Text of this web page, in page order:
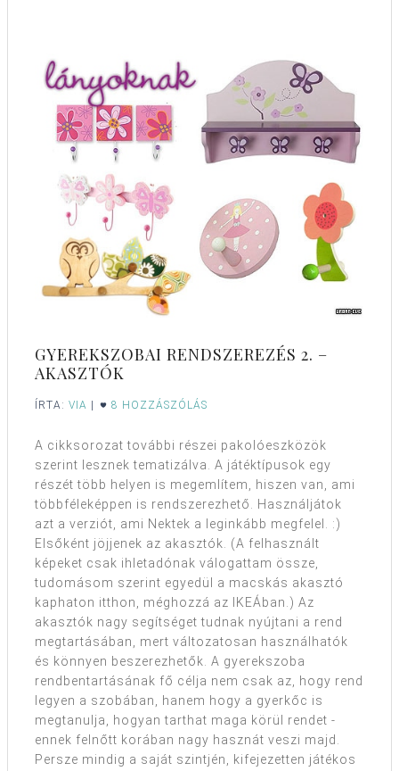
GYEREKSZOBAI RENDSZEREZÉS 2. –
AKASZTÓK
ÍRTA: VIA 8 HOZZÁSZÓLÁS
A cikksorozat további részei pakolóeszközök
szerint lesznek tematizálva. A játéktípusok egy
részét több helyen is megemlítem, hiszen van, ami
többféleképpen is rendszerezhető. Használjátok
azt a verziót, ami Nektek a leginkább megfelel. :)
Elsőként jöjjenek az akasztók. (A felhasznált
képeket csak ihletadónak válogattam össze,
tudomásom szerint egyedül a macskás akasztó
kaphaton itthon, méghozzá az IKEÁban.) Az
akasztók nagy segítséget tudnak nyújtani a rend
megtartásában, mert változatosan használhatók
és könnyen beszerezhetők. A gyerekszoba
rendbentartásának fő célja nem csak az, hogy rend
legyen a szobában, hanem hogy a gyerkőc is
megtanulja, hogyan tarthat maga körül rendet -
ennek felnőtt korában nagy hasznát veszi majd.
Persze mindig a saját szintjén, kifejezetten játékos